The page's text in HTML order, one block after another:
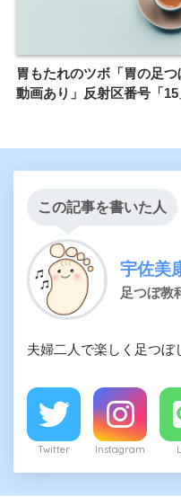
胃もたれのツボ「胃の足
動画あり」反射区番号「15
この記事を書いた人
宇佐美
足つぼ教
夫婦二人で楽しく足つぼ
Twitter Instagram